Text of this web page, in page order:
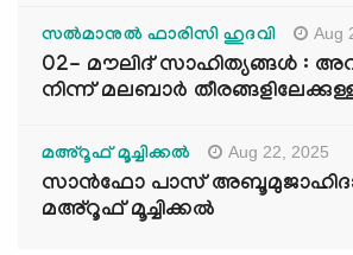
സൽമാനുൽ ഫാരിസി ഹുദവി Aug
02- മൗലിദ് സാഹിത്യങ്ങൾ :
നിന്ന് മലബാർ
മഅ്റൂഫ് മൂച്ചിക്കല്‍ Aug 22, 2025
സാൻഫോ പാസ്
മഅ്റൂഫ് മൂച്ചിക്കല്‍